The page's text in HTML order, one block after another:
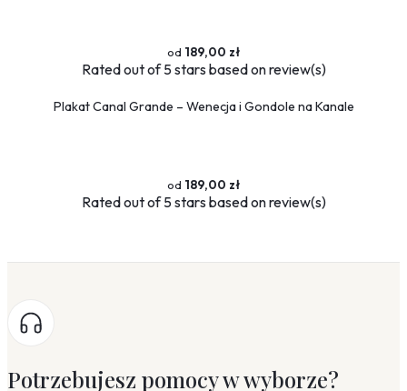
189,00 zł
Ratedout of 5 stars based onreview(s)
Plakat Canal Grande – Wenecja i Gondole na Kanale
189,00 zł
Ratedout of 5 stars based onreview(s)
Potrzebujesz pomocy w wyborze?